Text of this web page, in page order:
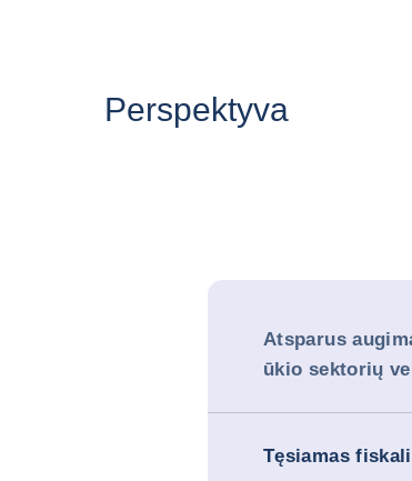
Perspektyva
Atsparus
ūkio sektorių
Tęsiamas